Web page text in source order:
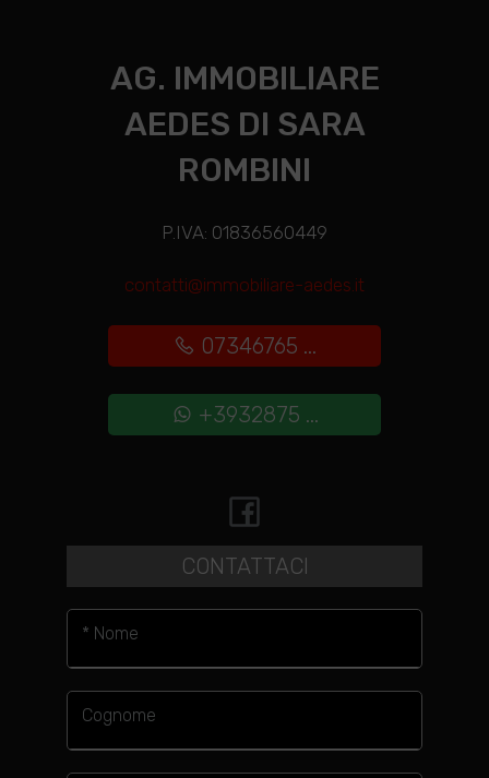
AG. IMMOBILIARE
AEDES DI SARA
ROMBINI
P.IVA: 01836560449
contatti@immobiliare-aedes.it
07346765 ...
+3932875 ...
CONTATTACI
* Nome
Cognome